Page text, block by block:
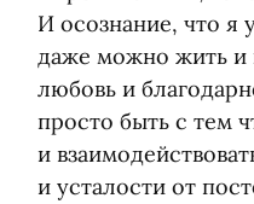
И осознание, что я
даже можно жить и
любовь и
просто быть с тем
и
и усталости от